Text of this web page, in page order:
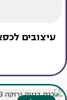
עיצובים